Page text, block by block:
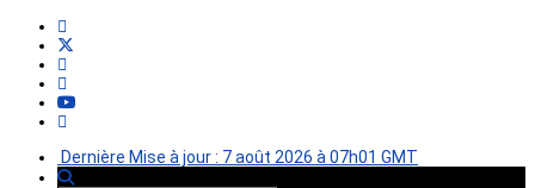
Dernière Mise à jour : 7 août 2026 à 07h01 GMT